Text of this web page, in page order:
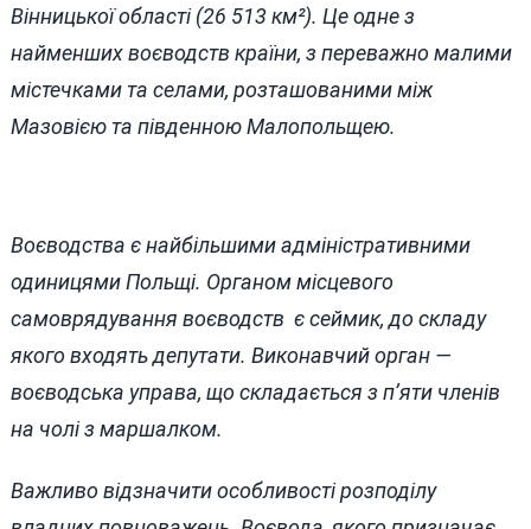
Вінницької області (26 513 км²). Це одне з
найменших воєводств країни, з переважно малими
містечками та селами, розташованими між
Мазовією та південною Малопольщею.
Воєводства є найбільшими адміністративними
одиницями Польщі. Органом місцевого
самоврядування воєводств є сеймик, до складу
якого входять депутати. Виконавчий орган —
воєводська управа, що складається з п’яти членів
на чолі з маршалком.
Важливо відзначити особливості розподілу